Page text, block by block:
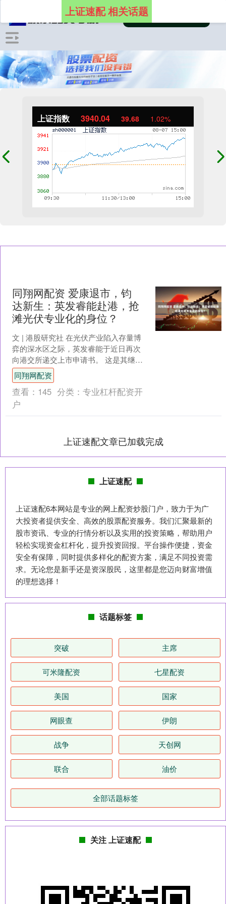
上证指数 3940.04 39.68 1.02%
上证速配 相关话题
同翔网配资 爱康退市，钧
达新生：英发睿能赴港，抢
滩光伏专业化的身位？
文 | 港股研究社 在光伏产业陷入存量博
弈的深水区之际，英发睿能于近日再次
向港交所递交上市申请书。 这是其继
2025年后的第二次冲刺，也是一场关于
专业化路线能否....
同翔网配资
查看： 145 分类： 专业杠杆配资开
户
上证速配文章已加载完成
上证速配
上证速配6本网站是专业的网上配资炒股门户，致力于为广
大投资者提供安全、高效的股票配资服务。我们汇聚最新的
股市资讯、专业的行情分析以及实用的投资策略，帮助用户
轻松实现资金杠杆化，提升投资回报。平台操作便捷，资金
安全有保障，同时提供多样化的配资方案，满足不同投资需
求。无论您是新手还是资深股民，这里都是您迈向财富增值
的理想选择！
话题标签
突破 主席
可米隆配资 七星配资
美国 国家
网眼查 伊朗
战争 天创网
联合 油价
全部话题标签
关注 上证速配